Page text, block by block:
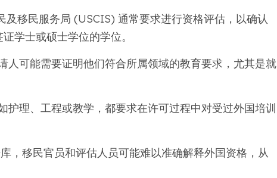
及移民服务局 (USCIS) 通常要求进行资格评估，以确认
学士或硕士学位的学位。
人可能需要证明他们符合所属领域的教育要求，尤其是就
护理、工程或教学，都要求在许可过程中对受过外国培训
，移民官员和评估人员可能难以准确解释外国资格，从